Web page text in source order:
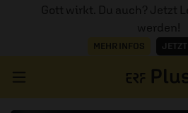
Gott wirkt. Du auch? Jetzt
werden!
MEHR INFOS